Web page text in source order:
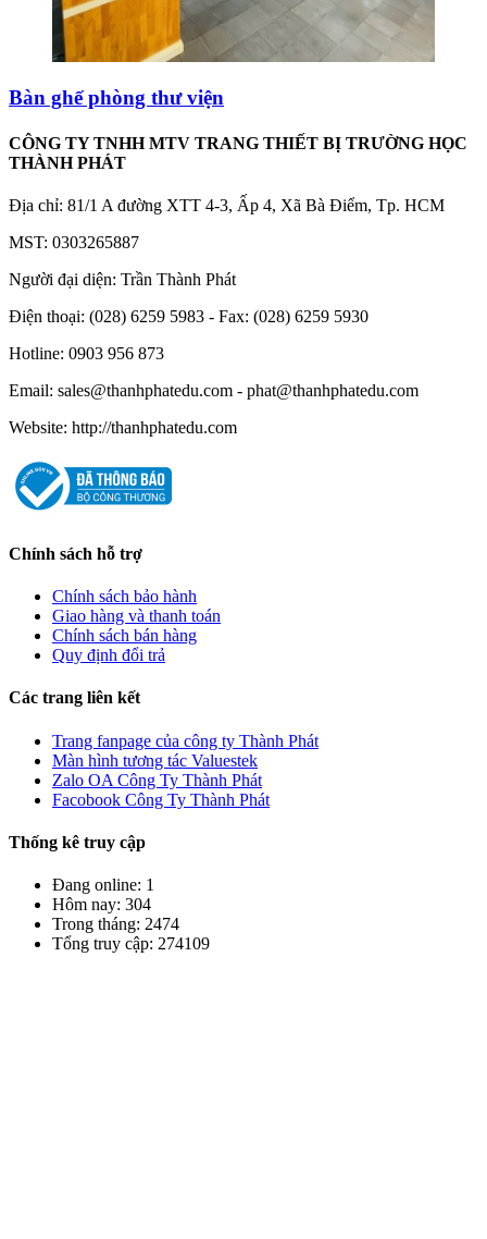
Bàn ghế phòng thư viện
CÔNG TY TNHH MTV TRANG THIẾT BỊ TRƯỜNG HỌC
THÀNH PHÁT
Địa chỉ: 81/1 A đường XTT 4-3, Ấp 4, Xã Bà Điểm, Tp. HCM
MST: 0303265887
Người đại diện: Trần Thành Phát
Điện thoại: (028) 6259 5983 - Fax: (028) 6259 5930
Hotline: 0903 956 873
Email: sales@thanhphatedu.com - phat@thanhphatedu.com
Website: http://thanhphatedu.com
Chính sách hỗ trợ
Chính sách bảo hành
Giao hàng và thanh toán
Chính sách bán hàng
Quy định đổi trả
Các trang liên kết
Trang fanpage của công ty Thành Phát
Màn hình tương tác Valuestek
Zalo OA Công Ty Thành Phát
Facobook Công Ty Thành Phát
Thống kê truy cập
Đang online: 1
Hôm nay: 304
Trong tháng: 2474
Tổng truy cập: 274109